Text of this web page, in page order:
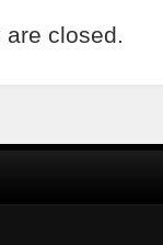
are closed.